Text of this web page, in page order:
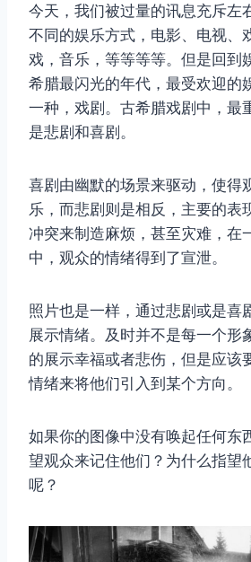
今天，我们被过量的讯息充斥左
不同的娱乐方式，电影、电视、
戏，音乐，等等等等。但是回到
希腊最闪光的年代，最受欢迎的
一种，戏剧。古希腊戏剧中，最
是悲剧和喜剧。
喜剧由幽默的场景来驱动，使得
乐，而悲剧则是相反，主要的表
冲突来制造麻烦，甚至灾难，在
中，观众的情绪得到了宣泄。
照片也是一样，通过悲剧或是喜
展示情绪。及时并不是每一个形
的展示幸福或者悲伤，但是应该
情绪来将他们引入到某个方向。
如果你的图像中没有唤起任何东
望观众来记住他们？为什么指望
呢？